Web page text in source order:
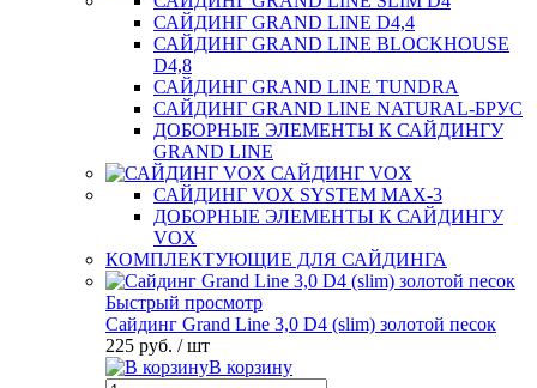
САЙДИНГ GRAND LINE D4,4
САЙДИНГ GRAND LINE BLOCKHOUSE
D4,8
САЙДИНГ GRAND LINE TUNDRA
САЙДИНГ GRAND LINE NATURAL-БРУС
ДОБОРНЫЕ ЭЛЕМЕНТЫ К САЙДИНГУ
GRAND LINE
САЙДИНГ VOX
САЙДИНГ VOX SYSTEM MAX-3
ДОБОРНЫЕ ЭЛЕМЕНТЫ К САЙДИНГУ
VOX
КОМПЛЕКТУЮЩИЕ ДЛЯ САЙДИНГА
Быстрый просмотр
Сайдинг Grand Line 3,0 D4 (slim) золотой песок
225 руб. / шт
В корзину